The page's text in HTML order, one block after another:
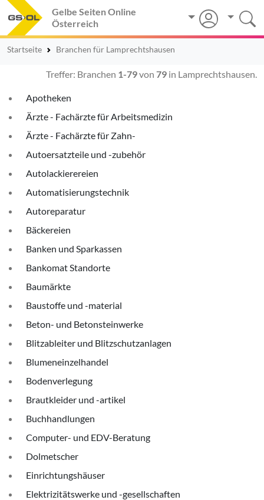
Gelbe Seiten Online
Österreich
Startseite Branchen für Lamprechtshausen
Treffer: Branchen 1-79von 79 in Lamprechtshausen.
Apotheken
Ärzte - Fachärzte für Arbeitsmedizin
Ärzte - Fachärzte für Zahn-
Autoersatzteile und -zubehör
Autolackierereien
Automatisierungstechnik
Autoreparatur
Bäckereien
Banken und Sparkassen
Bankomat Standorte
Baumärkte
Baustoffe und -material
Beton- und Betonsteinwerke
Blitzableiter und Blitzschutzanlagen
Blumeneinzelhandel
Bodenverlegung
Brautkleider und -artikel
Buchhandlungen
Computer- und EDV-Beratung
Dolmetscher
Einrichtungshäuser
Elektrizitätswerke und -gesellschaften